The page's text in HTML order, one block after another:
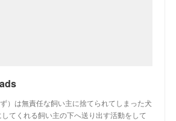
）は無責任な飼い主に捨てられてしまった犬
てくれる飼い主の下へ送り出す活動をして